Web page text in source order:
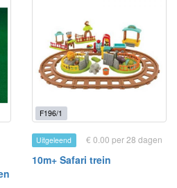
F196/1
Uitgeleend € 0.00 per 28 dagen
10m+ Safari trein